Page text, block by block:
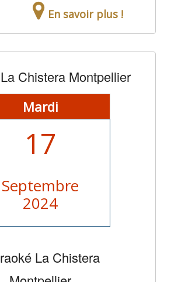
En savoir plus !
Chistera Montpellier
Mardi
17
Septembre
2024
La Chistera